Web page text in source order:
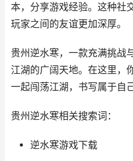
本，分享游戏经验。这种社
玩家之间的友谊更加深厚。
贵州逆水寒，一款充满挑战
江湖的广阔天地。在这里，
一起闯荡江湖，书写属于自
贵州逆水寒相关搜索词：
逆水寒游戏下载